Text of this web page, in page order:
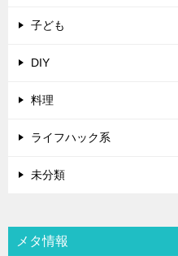
子ども
DIY
料理
ライフハック系
未分類
メタ情報